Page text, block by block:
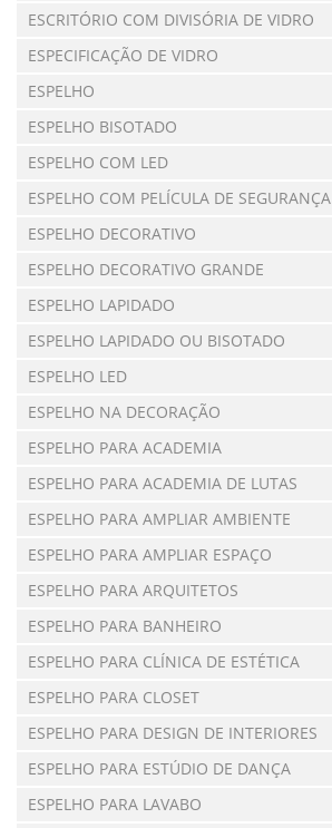
ESCRITÓRIO COM DIVISÓRIA DE VIDRO
ESPECIFICAÇÃO DE VIDRO
ESPELHO
ESPELHO BISOTADO
ESPELHO COM LED
ESPELHO COM PELÍCULA DE SEGURANÇA
ESPELHO DECORATIVO
ESPELHO DECORATIVO GRANDE
ESPELHO LAPIDADO
ESPELHO LAPIDADO OU BISOTADO
ESPELHO LED
ESPELHO NA DECORAÇÃO
ESPELHO PARA ACADEMIA
ESPELHO PARA ACADEMIA DE LUTAS
ESPELHO PARA AMPLIAR AMBIENTE
ESPELHO PARA AMPLIAR ESPAÇO
ESPELHO PARA ARQUITETOS
ESPELHO PARA BANHEIRO
ESPELHO PARA CLÍNICA DE ESTÉTICA
ESPELHO PARA CLOSET
ESPELHO PARA DESIGN DE INTERIORES
ESPELHO PARA ESTÚDIO DE DANÇA
ESPELHO PARA LAVABO